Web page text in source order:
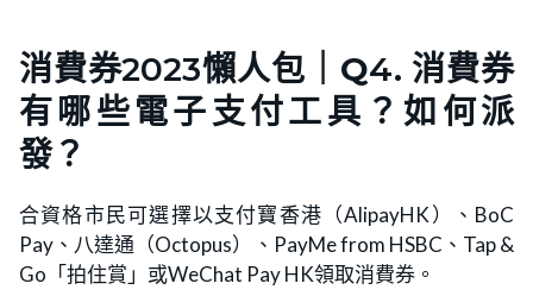
消費券2023懶人包｜ Q4. 消費券
有哪些電子支付工具？如何派
發？
合資格市民可選擇以支付寶香港（AlipayHK）、BoC
Pay、八達通（Octopus）、PayMe from HSBC、Tap &
Go「拍住賞」或WeChat Pay HK領取消費券。